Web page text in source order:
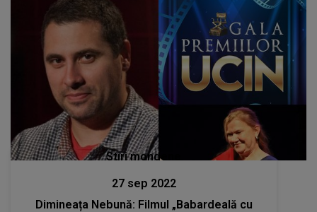
Stiri mondene
27 sep 2022
Dimineața Nebună: Filmul „Babardeală cu